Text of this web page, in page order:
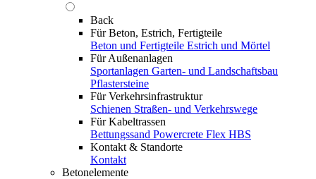
Back
Für Beton, Estrich, Fertigteile
Beton und Fertigteile Estrich und Mörtel
Für Außenanlagen
Sportanlagen Garten- und Landschaftsbau
Pflastersteine
Für Verkehrsinfrastruktur
Schienen Straßen- und Verkehrswege
Für Kabeltrassen
Bettungssand Powercrete Flex HBS
Kontakt & Standorte
Kontakt
Betonelemente